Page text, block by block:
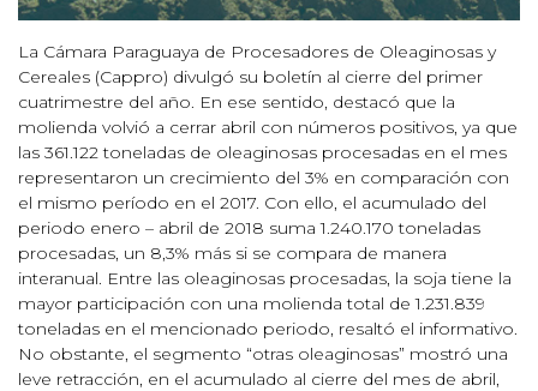
La Cámara Paraguaya de Procesadores de Oleaginosas y
Cereales (Cappro) divulgó su boletín al cierre del primer
cuatrimestre del año. En ese sentido, destacó que la
molienda volvió a cerrar abril con números positivos, ya que
las 361.122 toneladas de oleaginosas procesadas en el mes
representaron un crecimiento del 3% en comparación con
el mismo período en el 2017. Con ello, el acumulado del
periodo enero – abril de 2018 suma 1.240.170 toneladas
procesadas, un 8,3% más si se compara de manera
interanual. Entre las oleaginosas procesadas, la soja tiene la
mayor participación con una molienda total de 1.231.839
toneladas en el mencionado periodo, resaltó el informativo.
No obstante, el segmento “otras oleaginosas” mostró una
leve retracción, en el acumulado al cierre del mes de abril,